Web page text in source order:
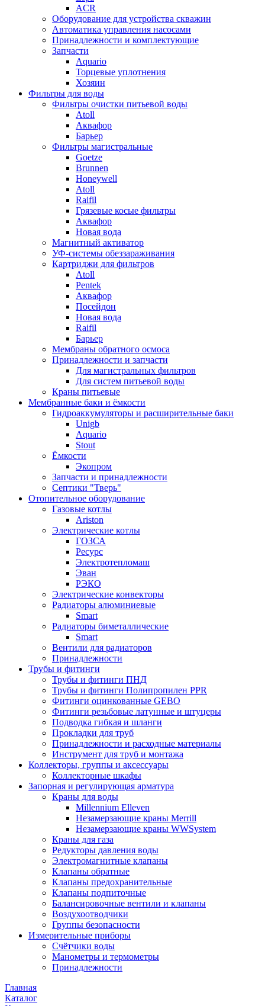
ACR
Оборудование для устройства скважин
Автоматика управления насосами
Принадлежности и комплектующие
Запчасти
Aquario
Торцевые уплотнения
Хозяин
Фильтры для воды
Фильтры очистки питьевой воды
Atoll
Аквафор
Барьер
Фильтры магистральные
Goetze
Brunnen
Honeywell
Atoll
Raifil
Грязевые косые фильтры
Аквафор
Новая вода
Магнитный активатор
УФ-системы обеззараживания
Картриджи для фильтров
Atoll
Pentek
Аквафор
Посейдон
Новая вода
Raifil
Барьер
Мембраны обратного осмоса
Принадлежности и запчасти
Для магистральных фильтров
Для систем питьевой воды
Краны питьевые
Мембранные баки и ёмкости
Гидроаккумуляторы и расширительные баки
Unigb
Aquario
Stout
Ёмкости
Экопром
Запчасти и принадлежности
Септики "Тверь"
Отопительное оборудование
Газовые котлы
Ariston
Электрические котлы
ГОЗСА
Ресурс
Электротепломаш
Эван
РЭКО
Электрические конвекторы
Радиаторы алюминиевые
Smart
Радиаторы биметаллические
Smart
Вентили для радиаторов
Принадлежности
Трубы и фитинги
Трубы и фитинги ПНД
Трубы и фитинги Полипропилен PPR
Фитинги оцинкованные GEBO
Фитинги резьбовые латунные и штуцеры
Подводка гибкая и шланги
Прокладки для труб
Принадлежности и расходные материалы
Инструмент для труб и монтажа
Коллекторы, группы и аксессуары
Коллекторные шкафы
Запорная и регулирующая арматура
Краны для воды
Millennium Elleven
Незамерзающие краны Merrill
Незамерзающие краны WWSystem
Краны для газа
Редукторы давления воды
Электромагнитные клапаны
Клапаны обратные
Клапаны предохранительные
Клапаны подпиточные
Балансировочные вентили и клапаны
Воздухоотводчики
Группы безопасности
Измерительные приборы
Счётчики воды
Манометры и термометры
Принадлежности
Главная
Каталог